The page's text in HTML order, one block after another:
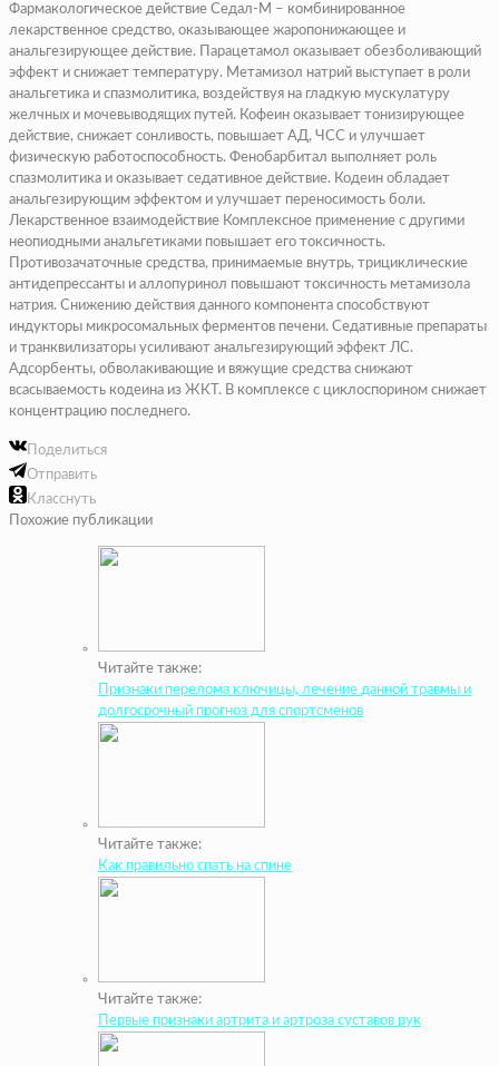
Фармакологическое действие Седал-М – комбинированное
лекарственное средство, оказывающее жаропонижающее и
анальгезирующее действие. Парацетамол оказывает обезболивающий
эффект и снижает температуру. Метамизол натрий выступает в роли
анальгетика и спазмолитика, воздействуя на гладкую мускулатуру
желчных и мочевыводящих путей. Кофеин оказывает тонизирующее
действие, снижает сонливость, повышает АД, ЧСС и улучшает
физическую работоспособность. Фенобарбитал выполняет роль
спазмолитика и оказывает седативное действие. Кодеин обладает
анальгезирующим эффектом и улучшает переносимость боли.
Лекарственное взаимодействие Комплексное применение с другими
неопиодными анальгетиками повышает его токсичность.
Противозачаточные средства, принимаемые внутрь, трициклические
антидепрессанты и аллопуринол повышают токсичность метамизола
натрия. Снижению действия данного компонента способствуют
индукторы микросомальных ферментов печени. Седативные препараты
и транквилизаторы усиливают анальгезирующий эффект ЛС.
Адсорбенты, обволакивающие и вяжущие средства снижают
всасываемость кодеина из ЖКТ. В комплексе с циклоспорином снижает
концентрацию последнего.
Поделиться
Отправить
Класснуть
Похожие публикации
Читайте также:
Признаки перелома ключицы, лечение данной травмы и
долгосрочный прогноз для спортсменов
Читайте также:
Как правильно спать на спине
Читайте также:
Первые признаки артрита и артроза суставов рук